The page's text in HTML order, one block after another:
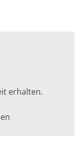
erhalten.